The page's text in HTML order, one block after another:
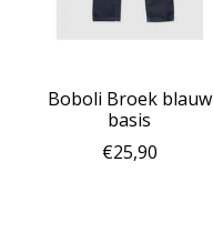
Boboli Broek blauw
basis
€25,90